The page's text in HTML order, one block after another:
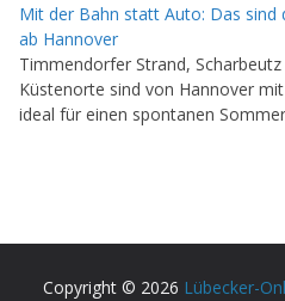
Mit der Bahn statt Auto: Das sind
ab Hannover
Timmendorfer Strand,
Küstenorte sind von Hannover
ideal für einen spontanen
Copyright © 2026 Lübecker-